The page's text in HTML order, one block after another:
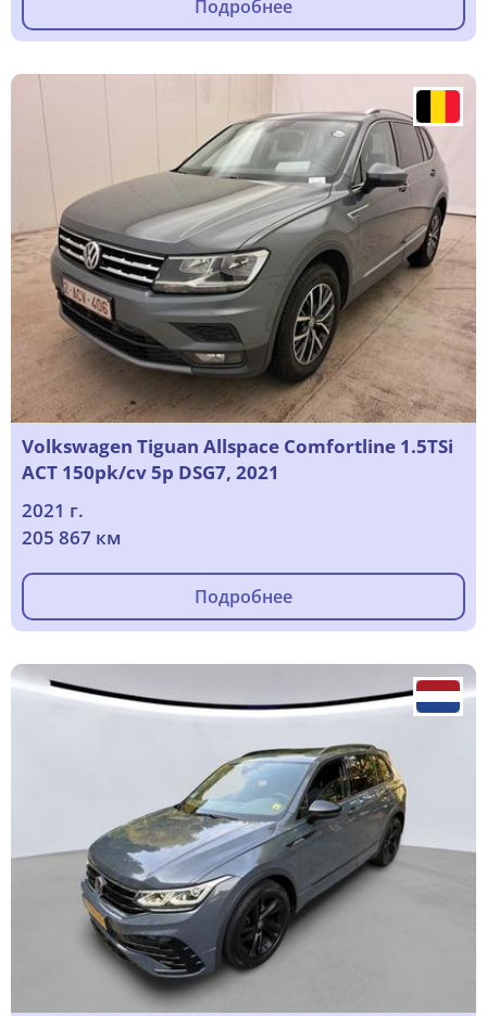
Подробнее
Volkswagen Tiguan Allspace Comfortline 1.5TSi
ACT 150pk/cv 5p DSG7, 2021
2021 г.
205 867 км
Подробнее